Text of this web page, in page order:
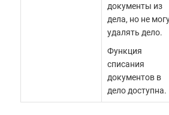
документы из
дела, но не
удалять дело.
Функция
списания
документов в
дело доступна.